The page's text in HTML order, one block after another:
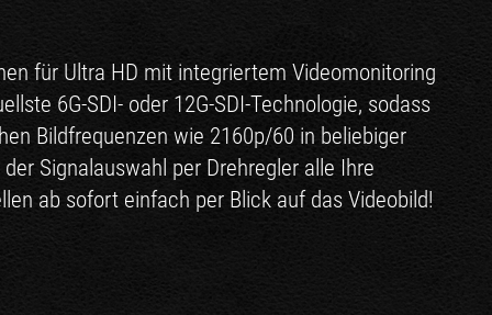
für Ultra HD mit integriertem Videomonitoring
6G-SDI- oder 12G-SDI-Technologie, sodass
Bildfrequenzen wie 2160p/60 in beliebiger
Signalauswahl per Drehregler alle Ihre
ab sofort einfach per Blick auf das Videobild!